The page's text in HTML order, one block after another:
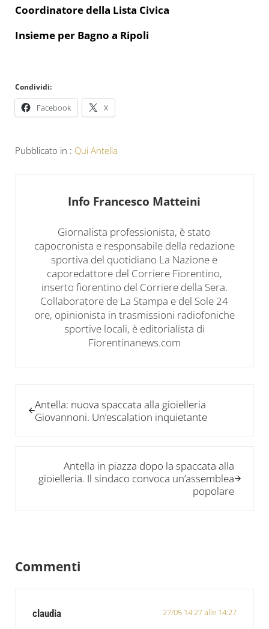
Coordinatore della Lista Civica
Insieme per Bagno a Ripoli
Condividi:
Facebook X
Pubblicato in : Qui Antella
Info Francesco Matteini
Giornalista professionista, è stato
capocronista e responsabile della redazione
sportiva del quotidiano La Nazione e
caporedattore del Corriere Fiorentino,
inserto fiorentino del Corriere della Sera.
Collaboratore de La Stampa e del Sole 24
ore, opinionista in trasmissioni radiofoniche
sportive locali, è editorialista di
Fiorentinanews.com
Antella: nuova spaccata alla gioielleria
Giovannoni. Un’escalation inquietante
Antella in piazza dopo la spaccata alla
gioielleria. Il sindaco convoca un’assemblea
popolare
Commenti
claudia 27/05 14:27 alle 14:27